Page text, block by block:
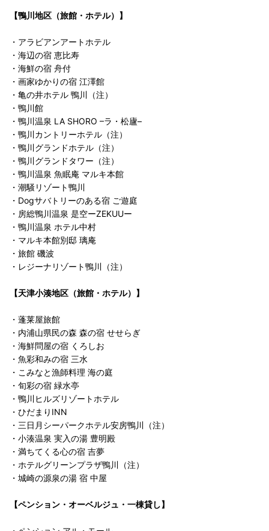
【鴨川地区（旅館・ホテル）】
・アラビアンアートホテル
・海辺の宿 恵比寿
・海鮮の宿 舟付
・画家ゆかりの宿 江澤館
・亀の井ホテル 鴨川（注）
・鴨川館
・鴨川温泉 LA SHORO –ラ・松廬–
・鴨川カントリーホテル（注）
・鴨川グランドホテル（注）
・鴨川グランドタワー（注）
・鴨川温泉 魚眠庵 マルキ本館
・潮騒リゾート鴨川
・Dogサバトリーのある宿 ご遊庭
・房総鴨川温泉 是空ーZEKUUー
・鴨川温泉 ホテル中村
・マルキ本館別邸 璃庵
・旅館 磯波
・レジーナリゾート鴨川（注）
【天津小湊地区（旅館・ホテル）】
・蓬莱屋旅館
・内浦山県民の森 森の宿 せせらぎ
・海鮮問屋の宿 くろしお
・魚彩和みの宿 三水
・こみなと漁師料理 海の庭
・旬彩の宿 緑水亭
・鴨川ヒルズリゾートホテル
・ひだまりINN
・三日月シーパークホテル安房鴨川（注）
・小湊温泉 実入の湯 豊明殿
・満ちてくる心の宿 吉夢
・ホテルグリーンプラザ鴨川（注）
・城崎の源泉の湯 宿 中屋
【ペンション・オーベルジュ・一棟貸し】